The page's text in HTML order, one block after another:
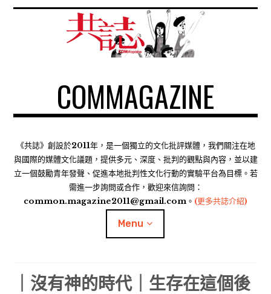
COMMAGAZINE
《共誌》創設於2011年，是一個獨立的文化批評媒體，我們關注在地
與國際的媒體文化議題，提供多元、深度、批判的觀點與內容，並以建
立一個鼓勵青年發聲、促進本地批判性文化行動的實驗平台為目標。若
需進一步詢問或合作，歡迎來信詢問：
common.magazine2011@gmail.com。 (更多共誌介紹)
Menu
共專題
｜沒有神的時代｜生存在這個後